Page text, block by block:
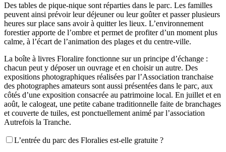
Des tables de pique-nique sont réparties dans le parc. Les familles
peuvent ainsi prévoir leur déjeuner ou leur goûter et passer plusieurs
heures sur place sans avoir à quitter les lieux. L’environnement
forestier apporte de l’ombre et permet de profiter d’un moment plus
calme, à l’écart de l’animation des plages et du centre-ville.
La boîte à livres Floralire fonctionne sur un principe d’échange :
chacun peut y déposer un ouvrage et en choisir un autre. Des
expositions photographiques réalisées par l’Association tranchaise
des photographes amateurs sont aussi présentées dans le parc, aux
côtés d’une exposition consacrée au patrimoine local. En juillet et en
août, le calogeat, une petite cabane traditionnelle faite de branchages
et couverte de tuiles, est ponctuellement animé par l’association
Autrefois la Tranche.
L’entrée du parc des Floralies est-elle gratuite ?